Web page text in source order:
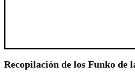
Recopilación de los Funko de